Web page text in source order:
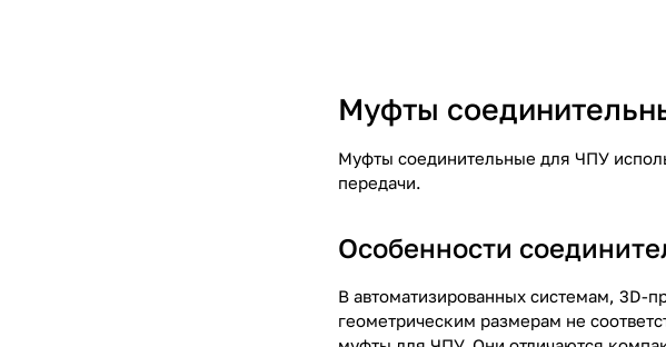
Муфты
Муфты соединительные для ЧПУ
передачи.
Особенности
В автоматизированных системам, 3D-
геометрическим размерам не